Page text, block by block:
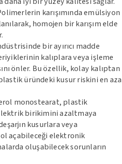
karışımında emülsiyon
homojen bir karışım elde
bir ayırıcı madde
kalıplara veya işleme
önler. Bu özellik, kolay kalıptan
üründeki kusur riskini en aza
monostearat, plastik
birikimini azaltmaya
kusurlara veya
açabileceği elektronik
oluşabilecek sorunların